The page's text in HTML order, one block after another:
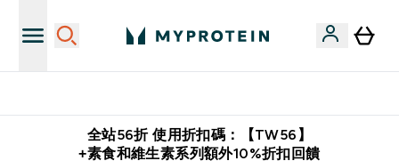
全站56折 使用折扣碼：【TW56】
+素食和維生素系列額外10%折扣回饋